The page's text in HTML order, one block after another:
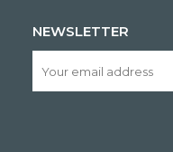
NEWSLETTER